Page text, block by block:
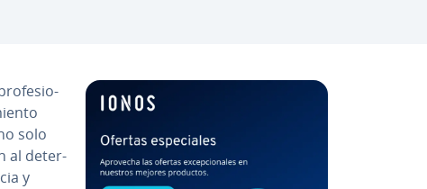
solo
al de­te­r­
y